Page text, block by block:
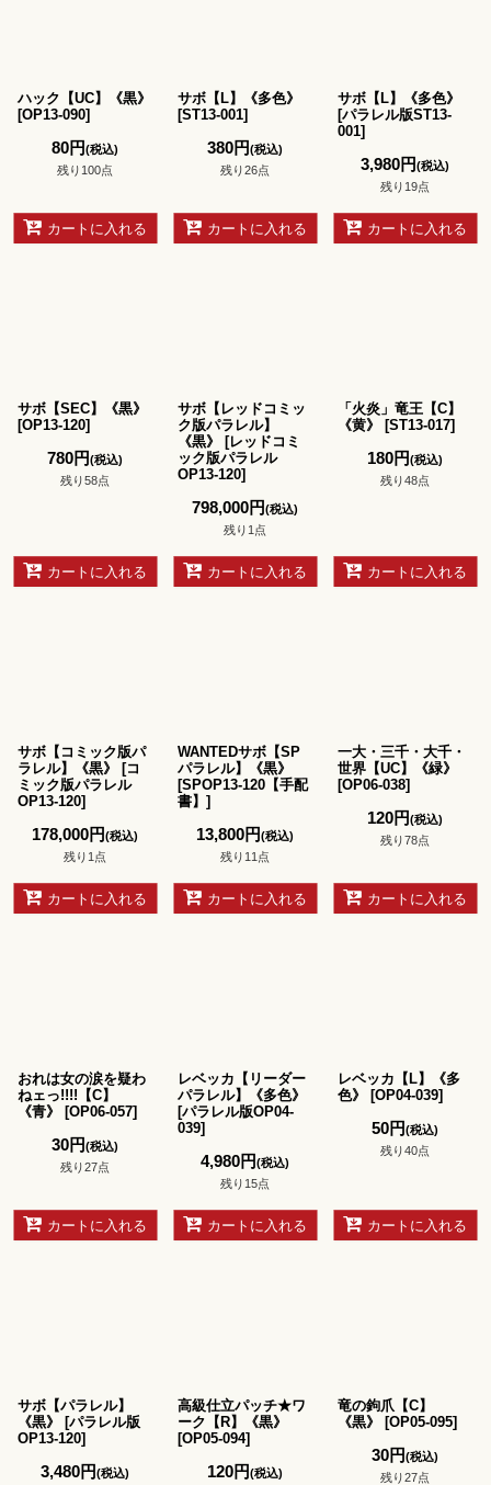
ハック【UC】《黒》
[OP13-090]
80円(税込)
残り100点
カートに入れる
サボ【L】《多色》
[ST13-001]
380円(税込)
残り26点
カートに入れる
サボ【L】《多色》
[パラレル版ST13-
001]
3,980円(税込)
残り19点
カートに入れる
サボ【SEC】《黒》
[OP13-120]
780円(税込)
残り58点
カートに入れる
サボ【レッドコミッ
ク版パラレル】
《黒》
[レッドコミ
ック版パラレル
OP13-120]
798,000円(税込)
残り1点
カートに入れる
「火炎」竜王【C】
《黄》
[ST13-017]
180円(税込)
残り48点
カートに入れる
サボ【コミック版パ
ラレル】《黒》
[コ
ミック版パラレル
OP13-120]
178,000円(税込)
残り1点
カートに入れる
WANTEDサボ【SP
パラレル】《黒》
[SPOP13-120【手配
書】 ]
13,800円(税込)
残り11点
カートに入れる
一大・三千・大千・
世界【UC】《緑》
[OP06-038]
120円(税込)
残り78点
カートに入れる
おれは女の涙を疑わ
ねェっ!!!!【C】
《青》
[OP06-057]
30円(税込)
残り27点
カートに入れる
レベッカ【リーダー
パラレル】《多色》
[パラレル版OP04-
039]
4,980円(税込)
残り15点
カートに入れる
レベッカ【L】《多
色》
[OP04-039]
50円(税込)
残り40点
カートに入れる
サボ【パラレル】
《黒》
[パラレル版
OP13-120]
3,480円(税込)
高級仕立パッチ★ワ
ーク【R】《黒》
[OP05-094]
120円(税込)
竜の鉤爪【C】
《黒》
[OP05-095]
30円(税込)
残り27点